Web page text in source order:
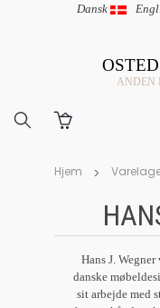
Dansk |
ANDEN
Hjem
Hans J.
danske
sit arbejde med